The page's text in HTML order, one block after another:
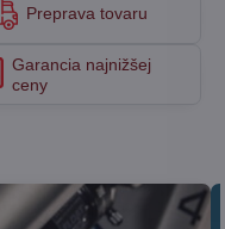
Preprava tovaru
Garancia najnižšej
ceny